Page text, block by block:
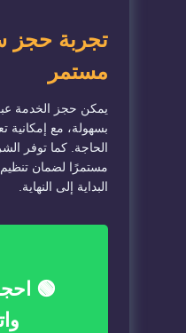
تجربة حجز
مستمر
يمكن حجز الخدمة
بسهولة، مع إمكانية
الحاجة. كما توفر
مستمرًا لضمان
البداية إلى النهاية.
🟢